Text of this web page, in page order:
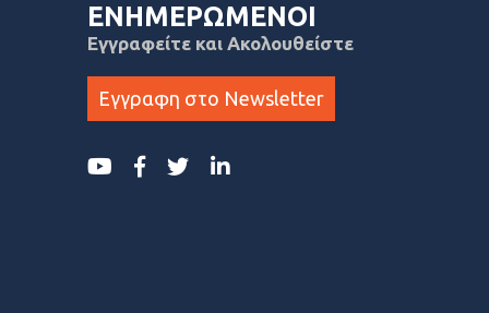
ΕΝΗΜΕΡΩΜΕΝΟΙ
Εγγραφείτε και Ακολουθείστε
Εγγραφη στο Newsletter